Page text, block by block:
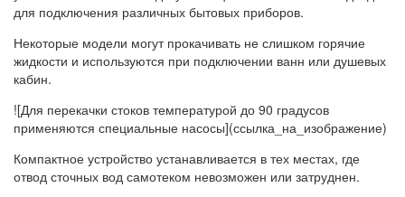
для подключения различных бытовых приборов.
Некоторые модели могут прокачивать не слишком горячие
жидкости и используются при подключении ванн или душевых
кабин.
![Для перекачки стоков температурой до 90 градусов
применяются специальные насосы](ссылка_на_изображение)
Компактное устройство устанавливается в тех местах, где
отвод сточных вод самотеком невозможен или затруднен.